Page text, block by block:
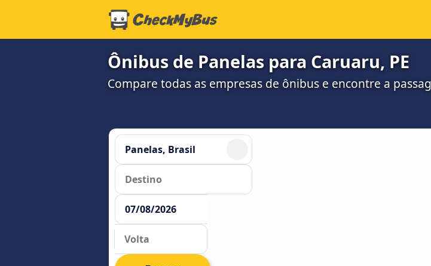
Ônibus de Panelas para Caruaru, PE
Compare todas as empresas de ônibus e encontre a